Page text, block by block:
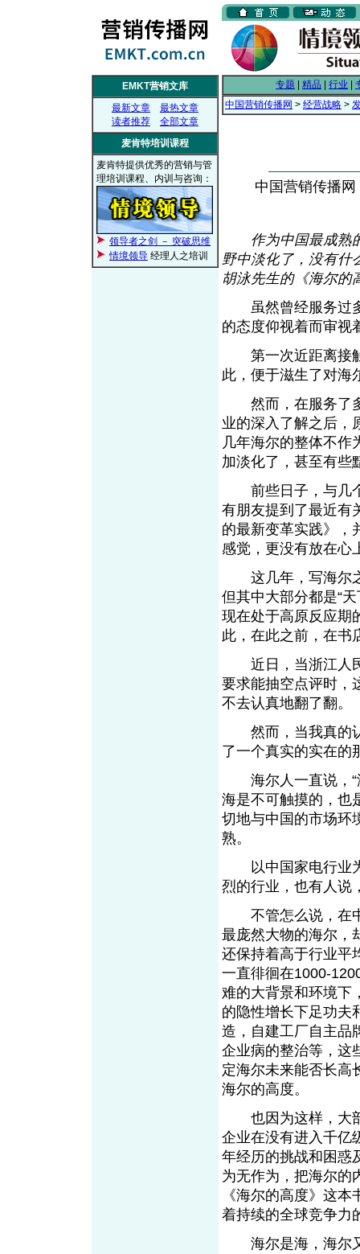
EMKT营销文库
最新文章
最热文章
读者推荐
全部文章
麦肯特培训课程
麦肯特提供优秀的营销与管
理培训课程、内训与咨询：
领导者之剑 － 突破思维
情境领导 经理人之培训
专题 精品 行业
中国营销传播网 > 经营战略 >
中国营销传播
作为中国最成熟
野中淡化了，没有什
胡泳先生的《海尔的
虽然曾经服务过多
的态度仰视着而审视
第一次近距离接触
此，便于滋生了对海
然而，在服务了多
业的深入了解之后，
几年海尔的整体不作
加淡化了，甚至有些
前些日子，与几个
有朋友提到了最近
的最新变革实践》，
感觉，更没有放在心
这几年，写海尔之
但其中大部分都是“
现在处于高原反应期
此，在此之前，在书
近日，当浙江人民
要求能抽空点评时，
不去认真地翻了翻。
然而，当我真的认
了一个真实的实在的
海尔人一直说，“
海是不可触摸的，也
切地与中国的市场环
熟。
以中国家电行业为
烈的行业，也有人
不管怎么说，在中
最庞然大物的海尔，
还保持着高于行业平
一直徘徊在1000-
难的大背景和环境下
的隐性增长下足功夫
造，自建工厂自主品
企业病的整治等，这
定海尔未来能否长高
海尔的高度。
也因为这样，大部
企业在没有进入千亿
年经历的挑战和困惑
为无作为，把海尔的
《海尔的高度》这
着持续的全球竞争力
海尔是海，海尔又